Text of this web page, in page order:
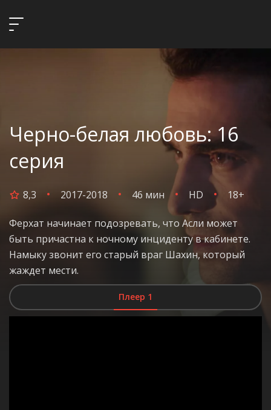
Черно-белая любовь: 16
серия
8,3 2017-2018 46 мин HD 18+
Ферхат начинает подозревать, что Асли может
быть причастна к ночному инциденту в кабинете.
Намыку звонит его старый враг Шахин, который
жаждет мести.
Плеер 1